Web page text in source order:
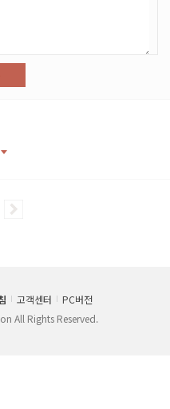
고객센터
PC버전
All Rights Reserved.